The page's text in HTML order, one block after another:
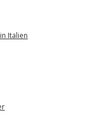
Italien